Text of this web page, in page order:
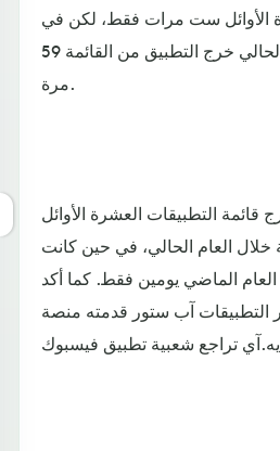
الأوائل ست مرات فقط، لكن في
النصف الأول من العام الحالي خرج التطبيق من القائمة 59
مرة.
قائمة التطبيقات العشرة الأوائل
متصلة خلال العام الحالي، في حين كانت
الماضي يومين فقط. كما أكد
التطبيقات آب ستور قدمته منصة